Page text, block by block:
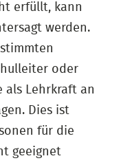
erfüllt, kann
werden.
oder
als Lehrkraft an
Dies ist
für die
geeignet